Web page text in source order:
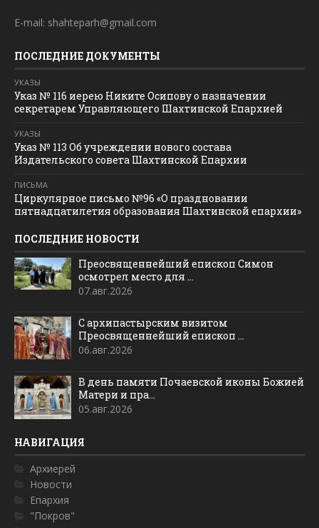
E-mail: shahteparh@gmail.com
ПОСЛЕДНИЕ ДОКУМЕНТЫ
УКАЗЫ
Указ № 116 иерею Никите Осипову о назначении
секретарем Управляющего Шахтинской Епархией
УКАЗЫ
Указ № 113 Об учреждении нового состава
Издательского совета Шахтинской Епархии
ПИСЬМА
Циркулярное письмо №96 «О праздновании
пятнадцатилетия образования Шахтинской епархии»
ПОСЛЕДНИЕ НОВОСТИ
Преосвященнейший епископ Симон
осмотрел место для ...
07.авг.2026
С архипастырским визитом
Преосвященнейший епископ ...
06.авг.2026
В день памяти Почаевской иконы Божией
Матери и пра...
05.авг.2026
НАВИГАЦИЯ
Архиерей
Новости
Епархия
"Покров"